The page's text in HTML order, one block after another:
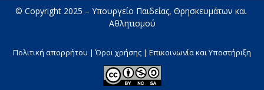
© Copyright 2025 – Υπουργείο Παιδείας, Θρησκευμάτων και
Αθλητισμού
Πολιτική απορρήτου | Όροι χρήσης | Επικοινωνία και Υποστήριξη